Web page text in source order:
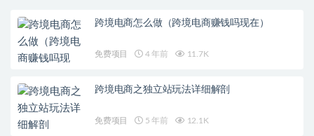
跨境电商怎么做（跨境电商赚钱吗现在）
免费项目 4 年前 11.7K
跨境电商之独立站玩法详细解剖
免费项目 5 年前 12.1K